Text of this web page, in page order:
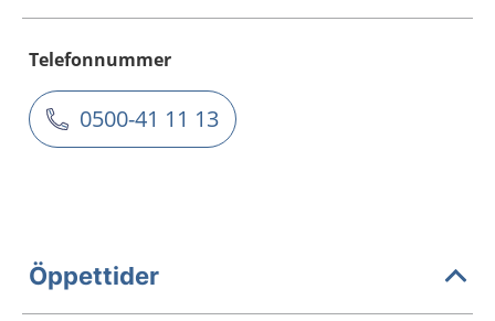
Telefonnummer
0500-41 11 13
Öppettider